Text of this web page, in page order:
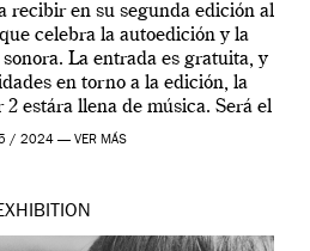
recibir en su segunda edición al
celebra la autoedición y la
La entrada es gratuita, y
en torno a la edición, la
estára llena de música. Será el
[…]
/ 2024 — VER MÁS